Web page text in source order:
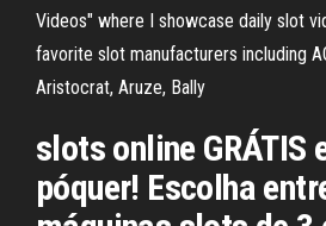
Videos" where I showcase daily slot
favorite slot manufacturers including
Aristocrat, Aruze, Bally
slots online GRÁTIS
póquer! Escolha